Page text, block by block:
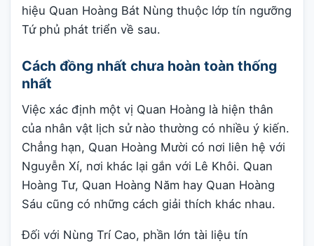
hiệu Quan Hoàng Bát Nùng thuộc lớp tín ngưỡng
Tứ phủ phát triển về sau.
Cách đồng nhất chưa hoàn toàn thống
nhất
Việc xác định một vị Quan Hoàng là hiện thân
của nhân vật lịch sử nào thường có nhiều ý kiến.
Chẳng hạn, Quan Hoàng Mười có nơi liên hệ với
Nguyễn Xí, nơi khác lại gắn với Lê Khôi. Quan
Hoàng Tư, Quan Hoàng Năm hay Quan Hoàng
Sáu cũng có những cách giải thích khác nhau.
Đối với Nùng Trí Cao, phần lớn tài liệu tín